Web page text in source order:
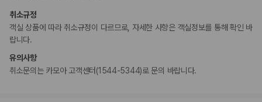
시설 내 주차 등을 예약하시려는 고객께서는 이 숙박 시설에 미리 연락해
주셔야 합니다.
이 숙박 시설에서 사용 가능한 결제 수단은 신용카드, 직불카드, 현금입니
다.
현금 없이 결제 옵션을 이용하실 수 있습니다.
시설 내 파티 또는 그룹 이벤트는 엄격히 금지됩니다.
취소규정
객실 상품에 따라 취소규정이 다르므로, 자세한 사항은 객실정보를 통해 확인 바
랍니다.
유의사항
취소문의는 카모아 고객센터(1544-5344)로 문의 바랍니다.